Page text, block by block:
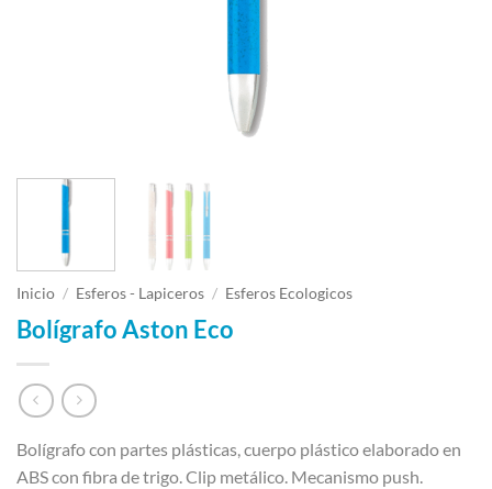
Inicio / Esferos - Lapiceros / Esferos Ecologicos
Bolígrafo Aston Eco
Bolígrafo con partes plásticas, cuerpo plástico elaborado en
ABS con fibra de trigo. Clip metálico. Mecanismo push.